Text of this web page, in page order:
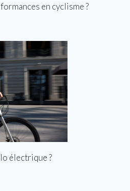
en cyclisme ?
électrique ?